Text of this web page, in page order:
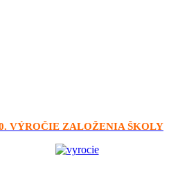
VÝROČIE ZALOŽENIA ŠKOLY